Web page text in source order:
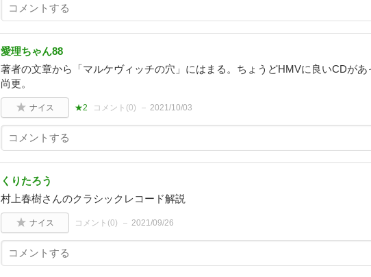
愛理ちゃん88
著者の文章から「マルケヴィッチの穴」にはまる。ちょうどHMVに良いCDがあ
尚更。
ナイス ★2 コメント(0) 2021/10/03
くりたろう
村上春樹さんのクラシックレコード解説
ナイス コメント(0) 2021/09/26